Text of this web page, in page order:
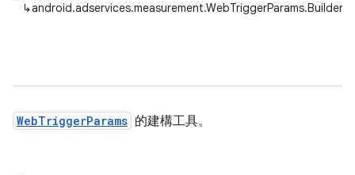
↳android.adservices.measurement.WebTriggerParams.Builder
WebTriggerParams 的建構工具。